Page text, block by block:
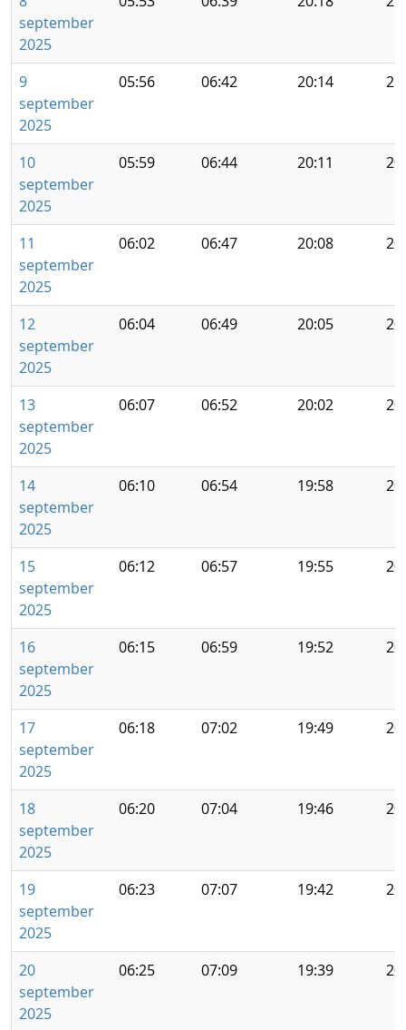
september
2025
9
september
2025
05:56 06:42 20:14
10
september
2025
05:59 06:44 20:11
11
september
2025
06:02 06:47 20:08
12
september
2025
06:04 06:49 20:05
13
september
2025
06:07 06:52 20:02
14
september
2025
06:10 06:54 19:58
15
september
2025
06:12 06:57 19:55
16
september
2025
06:15 06:59 19:52
17
september
2025
06:18 07:02 19:49
18
september
2025
06:20 07:04 19:46
19
september
2025
06:23 07:07 19:42
20
september
2025
06:25 07:09 19:39